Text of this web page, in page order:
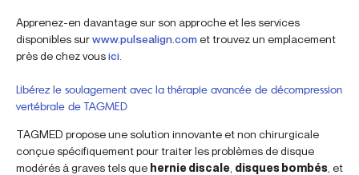
Apprenez-en davantage sur son approche et les services
disponibles surwww.pulsealign.comet trouvez un emplacement
près de chez vousici
Libérez le soulagement avec la thérapie avancée de décompression
vertébrale de TAGMED
TAGMED propose une solution innovante et non chirurgicale
conçue spécifiquement pour traiter les problèmes de disque
modérés à graves tels que hernie discale disques bombés , et